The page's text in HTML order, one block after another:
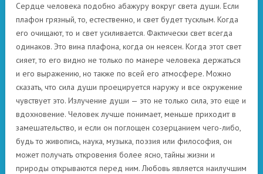
Сердце человека подобно абажуру вокруг света души. Если
плафон грязный, то, естественно, и свет будет тусклым. Когда
его очищают, то и свет усиливается. Фактически свет всегда
одинаков. Это вина плафона, когда он неясен. Когда этот свет
сияет, то его видно не только по манере человека держаться
и его выражению, но также по всей его атмосфере. Можно
сказать, что сила души проецируется наружу и все окружение
чувствует это. Излучение души — это не только сила, это еще и
вдохновение. Человек лучше понимает, меньше приходит в
замешательство, и если он поглощен созерцанием чего-либо,
будь то живопись, наука, музыка, поэзия или философия, он
может получать откровения более ясно, тайны жизни и
природы открываются перед ним. Любовь является наилучшим